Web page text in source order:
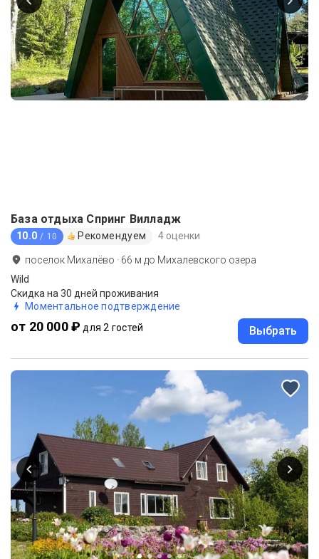
База отдыха Спринг Вилладж
10.0 / 10 Рекомендуем 4 оценки
поселок Михалёво · 66 м до Михалевского озера
Wild
Скидка на 30 дней проживания
Моментальное подтверждение
от 20 000 ₽ для 2 гостей Выбрать